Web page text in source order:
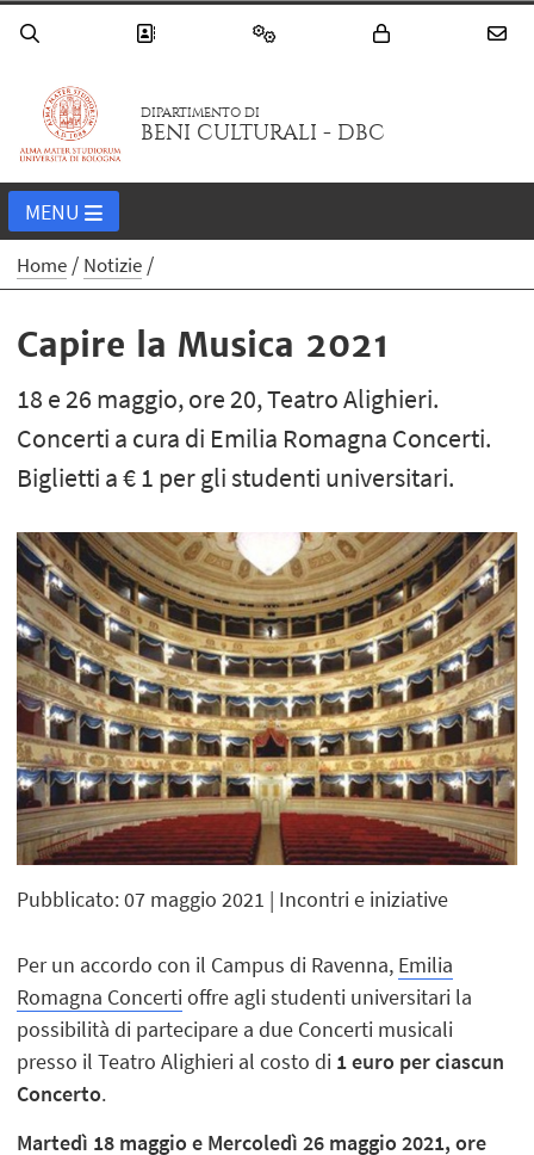
DIPARTIMENTO DI
BENI CULTURALI - DBC
MENU
Home Notizie
Capire la Musica 2021
18 e 26 maggio, ore 20, Teatro Alighieri.
Concerti a cura di Emilia Romagna Concerti.
Biglietti a € 1 per gli studenti universitari.
Pubblicato: 07 maggio 2021 | Incontri e iniziative
Per un accordo con il Campus di Ravenna, Emilia
Romagna Concertioffre agli studenti universitari la
possibilità di partecipare a due Concerti musicali
presso il Teatro Alighieri al costo di 1 euro per ciascun
Concerto.
Martedì 18 maggio e Mercoledì 26 maggio 2021, ore